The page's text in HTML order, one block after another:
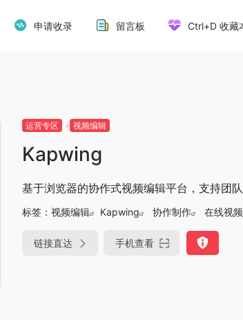
申请收录 留言板 Ctrl+D 收藏
运营专区 视频编辑
Kapwing
基于浏览器的协作式视频编辑平台，支持团
标签： 视频编辑 Kapwing 协作制作 在线视
链接直达 手机查看